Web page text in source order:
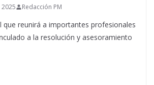
Redacción PM
que reunirá a importantes profesionales
a la resolución y asesoramiento